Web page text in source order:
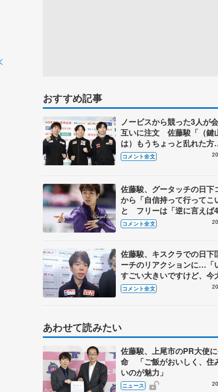
おすすめ記事
ノービスから競った3人が
互いに注文 佐藤駿「（鍵
は）もうちょっと乱れた方
が…」 三浦佳生、加速し
のジャンプは「抑えられな
子メダリスト会見】
コメント全文
佐藤駿、グータッチの日下
から「自信持って行ってこ
と フリーは「逆に言えば
ルッツだけ。冒頭で決めて
る」【全日本フィギュア男
コメント全文
佐藤駿、キスクラでの日下
ーチのリアクションに…「
すごい大きいですけど、今
オーバーなくらいで、うれ
た」【GPファイナル一夜
コメント全文
あわせて読みたい
佐藤駿、上尾市のPR大使
命 「ご飯がおいしく、住
いのが魅力」
ニュース